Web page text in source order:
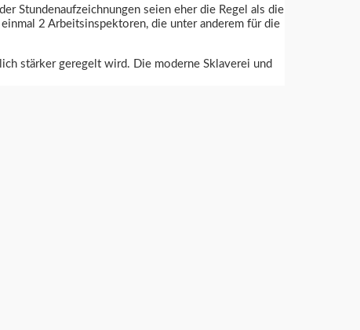
Stundenaufzeichnungen seien eher die Regel als die
2 Arbeitsinspektoren, die unter anderem für die
stärker geregelt wird. Die moderne Sklaverei und